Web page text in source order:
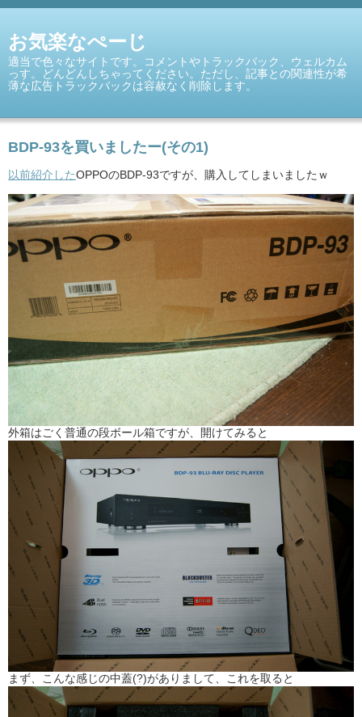
お気楽なぺーじ
適当で色々なサイトです。コメントやトラックバック、ウェルカム
っす。どんどんしちゃってください。ただし、記事との関連性が希
薄な広告トラックバックは容赦なく削除します。
BDP-93を買いましたー(その1)
以前紹介したOPPOのBDP-93ですが、購入してしまいましたｗ
外箱はごく普通の段ボール箱ですが、開けてみると
まず、こんな感じの中蓋(?)がありまして、これを取ると